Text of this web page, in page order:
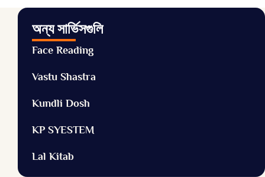
অন্য সার্ভিসগুলি
Face Reading
Vastu Shastra
Kundli Dosh
KP SYESTEM
Lal Kitab